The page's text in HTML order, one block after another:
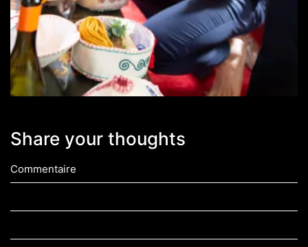
Share your thoughts
Commentaire